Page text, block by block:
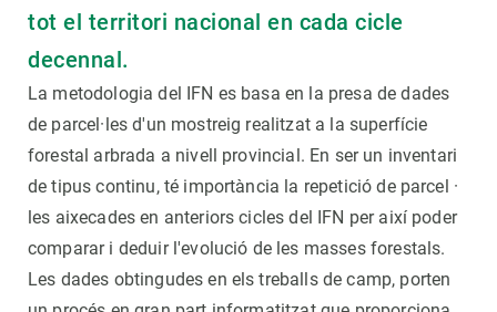
tot el territori nacional en cada cicle
decennal.
La metodologia del IFN es basa en la presa de dades
de parcel·les d'un mostreig realitzat a la superfície
forestal arbrada a nivell provincial. En ser un inventari
de tipus continu, té importància la repetició de parcel ·
les aixecades en anteriors cicles del IFN per així poder
comparar i deduir l'evolució de les masses forestals.
Les dades obtingudes en els treballs de camp, porten